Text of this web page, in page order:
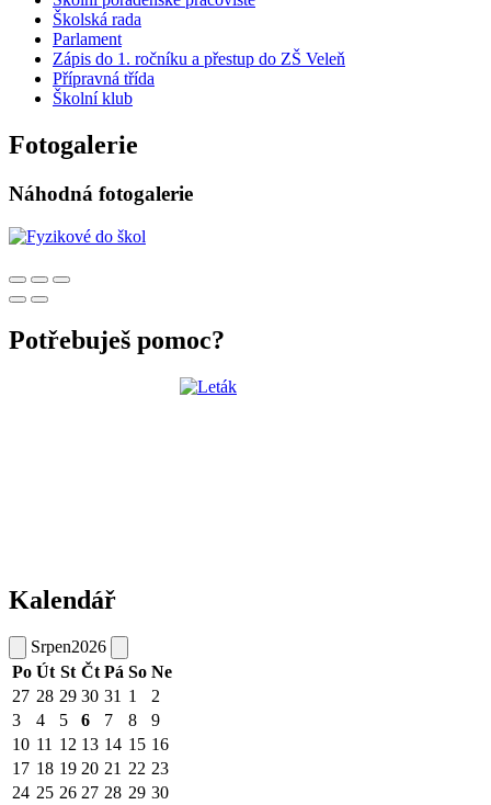
Školská rada
Parlament
Zápis do 1. ročníku a přestup do ZŠ Veleň
Přípravná třída
Školní klub
Fotogalerie
Náhodná fotogalerie
Potřebuješ pomoc?
Kalendář
Srpen2026
Po Út St Čt Pá So Ne
27 28 29 30 31 1
2
3
4 5 6 7 8
9
10 11 12 13 14 15 16
17 18 19 20 21 22 23
24 25 26 27 28 29 30